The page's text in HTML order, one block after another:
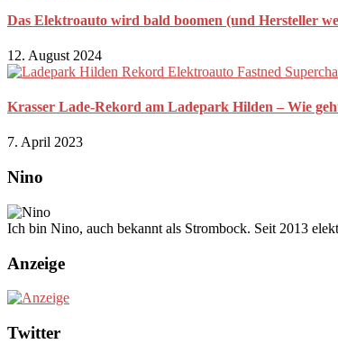
Das Elektroauto wird bald boomen (und Hersteller
12. August 2024
Krasser Lade-Rekord am Ladepark Hilden – Wie
7. April 2023
Nino
Ich bin Nino, auch bekannt als Strombock. Seit 2013
Anzeige
Twitter